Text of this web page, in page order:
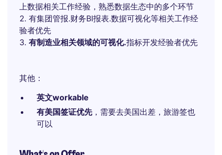
上数据相关工作经验，熟悉数据生态中的多个环节
有集团管报.财务BI报表.数据可视化等相关工作经
验者优先
有制造业相关领域的可视化.指标开发经验者优先
其他：
英文workable
有美国签证优先，需要去美国出差，旅游签也
可以